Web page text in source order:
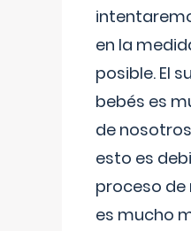
en la
posible. El
bebés es
de
esto es
proceso
es mucho